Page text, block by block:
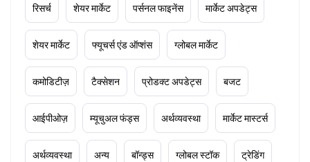
रिसर्च शेयर मार्केट पर्सनल फाइनेंस मार्केट अपडेट्स
शेयर मार्केट फ्यूचर्स एंड ऑप्शंस ग्लोबल मार्केट
कमोडिटीज़ टैक्सेशन प्रोडक्ट अपडेट्स बजट
आईपीओज़ म्यूचुअल फंड्स अर्थव्यवस्था मार्केट मास्टर्स
अर्थव्यवस्था अन्य बॉन्ड्स ग्लोबल स्टॉक ट्रेडिंग